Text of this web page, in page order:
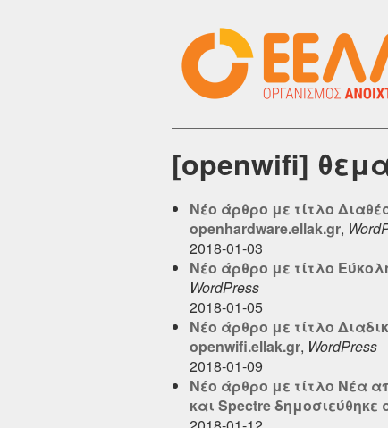
[openwifi]
Νέο άρθρο με τίτλο
openhardware.ellak.gr,
2018-01-03
Νέο άρθρο με τίτλο
WordPress
2018-01-05
Νέο άρθρο με τίτλο
openwifi.ellak.gr, WordPress
2018-01-09
Νέο άρθρο με τίτλο Νέα
και Spectre δημοσιεύθηκε